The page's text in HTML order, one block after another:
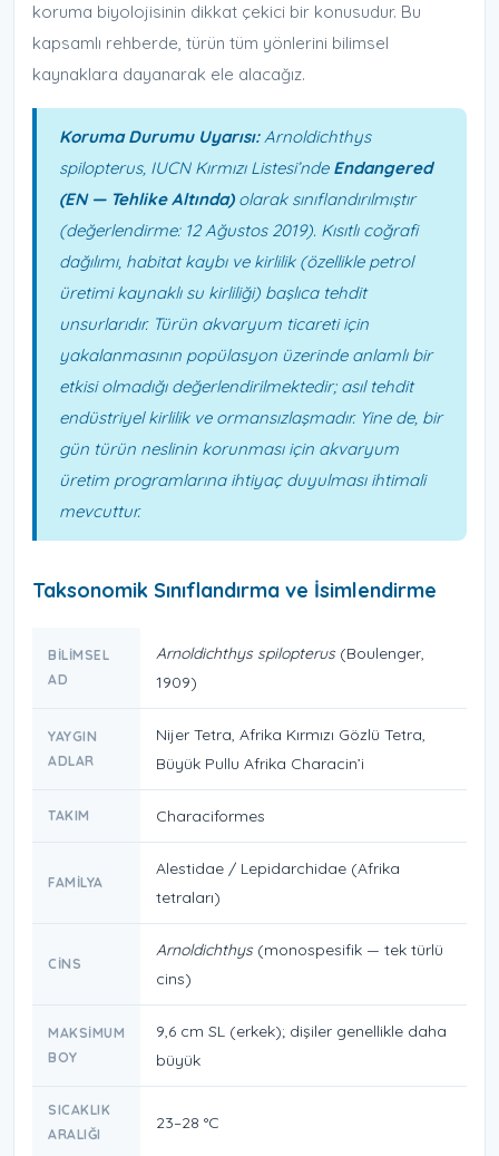
koruma biyolojisinin dikkat çekici bir konusudur. Bu
kapsamlı rehberde, türün tüm yönlerini bilimsel
kaynaklara dayanarak ele alacağız.
Koruma Durumu Uyarısı:Arnoldichthys
spilopterus, IUCN Kırmızı Listesi’nde Endangered
(EN — Tehlike Altında)olarak sınıflandırılmıştır
(değerlendirme: 12 Ağustos 2019). Kısıtlı coğrafi
dağılımı, habitat kaybı ve kirlilik (özellikle petrol
üretimi kaynaklı su kirliliği) başlıca tehdit
unsurlarıdır. Türün akvaryum ticareti için
yakalanmasının popülasyon üzerinde anlamlı bir
etkisi olmadığı değerlendirilmektedir; asıl tehdit
endüstriyel kirlilik ve ormansızlaşmadır. Yine de, bir
gün türün neslinin korunması için akvaryum
üretim programlarına ihtiyaç duyulması ihtimali
mevcuttur.
Taksonomik Sınıflandırma ve İsimlendirme
BILIMSEL
AD
Arnoldichthys spilopterus(Boulenger,
1909)
YAYGIN
ADLAR
Nijer Tetra, Afrika Kırmızı Gözlü Tetra,
Büyük Pullu Afrika Characin’i
TAKIM Characiformes
FAMILYA
Alestidae / Lepidarchidae (Afrika
tetraları)
CINS
Arnoldichthys(monospesifik — tek türlü
cins)
MAKSIMUM
BOY
9,6 cm SL (erkek); dişiler genellikle daha
büyük
SICAKLIK
ARALIĞI
23–28 °C